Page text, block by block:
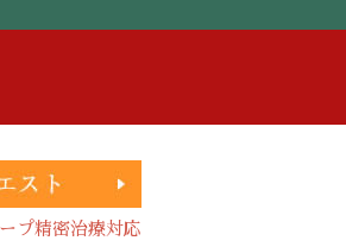
プ精密治療対応